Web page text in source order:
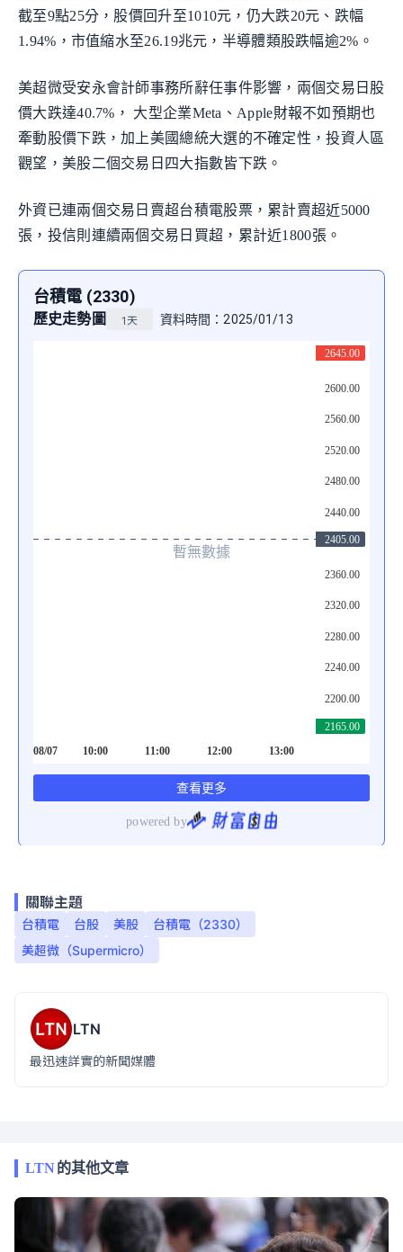
截至9點25分，股價回升至1010元，仍大跌20元、跌幅
1.94%，市值縮水至26.19兆元，半導體類股跌幅逾2%。
美超微受安永會計師事務所辭任事件影響，兩個交易日股
價大跌達40.7%， 大型企業Meta、Apple財報不如預期也
牽動股價下跌，加上美國總統大選的不確定性，投資人區
觀望，美股二個交易日四大指數皆下跌。
外資已連兩個交易日賣超台積電股票，累計賣超近5000
張，投信則連續兩個交易日買超，累計近1800張。
關聯主題
台積電 台股 美股
台積電（2330）
美超微（Supermicro）
LTN
最迅速詳實的新聞媒體
LTN 的其他文章